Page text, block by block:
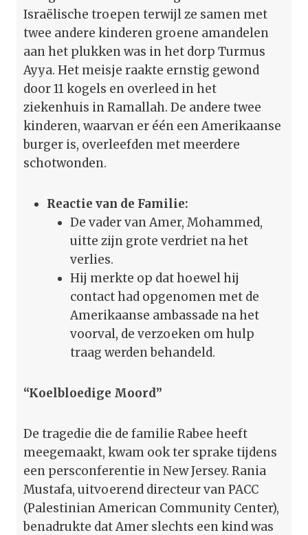
Israëlische troepen terwijl ze samen met
twee andere kinderen groene amandelen
aan het plukken was in het dorp Turmus
Ayya. Het meisje raakte ernstig gewond
door 11 kogels en overleed in het
ziekenhuis in Ramallah. De andere twee
kinderen, waarvan er één een Amerikaanse
burger is, overleefden met meerdere
schotwonden.
Reactie van de Familie:
De vader van Amer, Mohammed,
uitte zijn grote verdriet na het
verlies.
Hij merkte op dat hoewel hij
contact had opgenomen met de
Amerikaanse ambassade na het
voorval, de verzoeken om hulp
traag werden behandeld.
“Koelbloedige Moord”
De tragedie die de familie Rabee heeft
meegemaakt, kwam ook ter sprake tijdens
een persconferentie in New Jersey. Rania
Mustafa, uitvoerend directeur van PACC
(Palestinian American Community Center),
benadrukte dat Amer slechts een kind was